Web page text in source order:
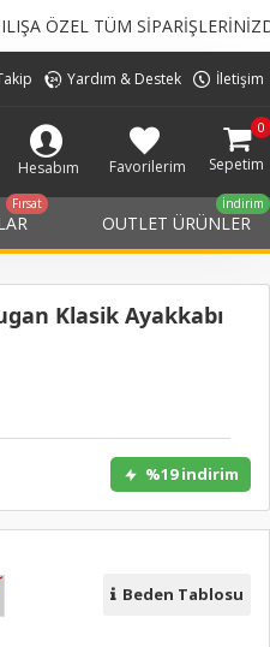
KARGO BEDELİ
Yardım & Destek İletişim
Hesabım Favorilerim Sepetim
0
Fırsat
OUTLET ÜRÜNLER
İndirim
Klasik Ayakkabı
%19 indirim
Beden Tablosu